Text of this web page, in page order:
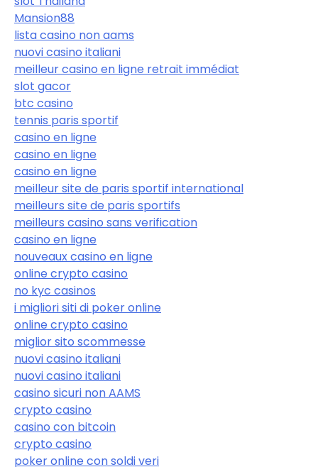
Mansion88
lista casino non aams
nuovi casino italiani
meilleur casino en ligne retrait immédiat
slot gacor
btc casino
tennis paris sportif
casino en ligne
casino en ligne
casino en ligne
meilleur site de paris sportif international
meilleurs site de paris sportifs
meilleurs casino sans verification
casino en ligne
nouveaux casino en ligne
online crypto casino
no kyc casinos
i migliori siti di poker online
online crypto casino
miglior sito scommesse
nuovi casino italiani
nuovi casino italiani
casino sicuri non AAMS
crypto casino
casino con bitcoin
crypto casino
poker online con soldi veri